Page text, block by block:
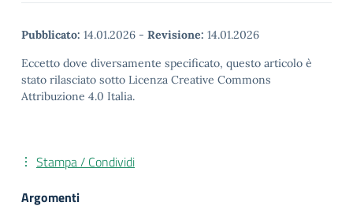
Pubblicato: 14.01.2026 - Revisione: 14.01.2026
Eccetto dove diversamente specificato, questo articolo è
stato rilasciato sotto Licenza Creative Commons
Attribuzione 4.0 Italia.
Stampa / Condividi
Argomenti